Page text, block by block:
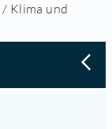
/ Klima und